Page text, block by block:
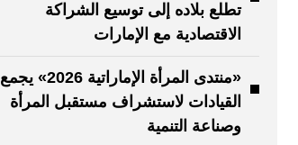
تطلع بلاده إلى توسيع الشراكة
الاقتصادية مع الإمارات
«منتدى المرأة الإماراتية 2026» يجمع
القيادات لاستشراف مستقبل المرأة
وصناعة التنمية